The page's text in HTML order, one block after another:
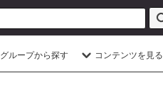
グループから探す コンテンツを見る